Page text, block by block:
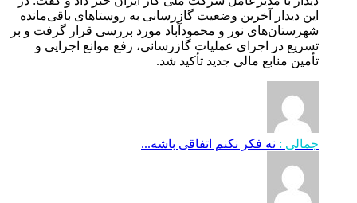
این دیدار آخرین وضعیت گازرسانی به روستاهای باقی‌مانده
شهرستان‌های نور و محمودآباد مورد بررسی قرار گرفت و بر
تسریع در اجرای عملیات گازرسانی، رفع موانع اجرایی و
تأمین منابع مالی جدید تأکید شد.
جمالی : نه فکر نکنم اتفاقی باشه...